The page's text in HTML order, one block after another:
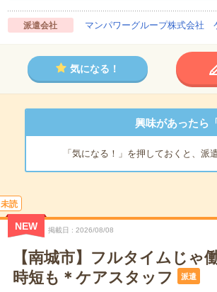
派遣会社 マンパワーグループ株式会社
気になる！
興味があったら
「気になる！」を押しておくと、派
未読
NEW 掲載日 2026/08/08
【南城市】フルタイムじゃ
時短も＊ケアスタッフ
派遣